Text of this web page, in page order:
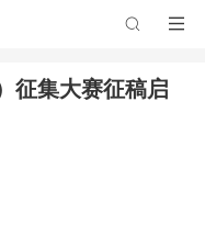
征集大赛征稿启